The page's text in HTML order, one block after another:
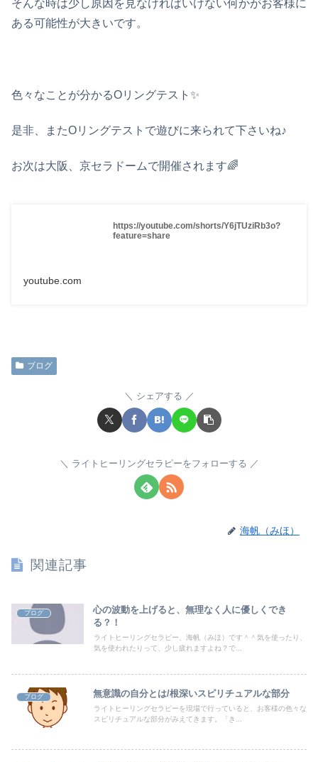
そんな時は少し原因を見なければいけない何かがお客様に
ある可能性が大きいです。
色々なことが分かるOリングテスト✨
是非、またOリングテストで遊びに来られて下さいね♪
お次は大阪、京セラドームで開催されます🌈
https://youtube.com/shorts/Y6jTUziRb3o?
feature=share
youtube.com
ブログ
シェアする
ライトヒーリングセラピーをフォローする
海帆（みほ）
関連記事
ブログ
心の波動を上げると、無理なく人に優しくでき
る？！
ライトヒーリングセラピー、海帆（みほ）です＾＾気を使ったり、
気を使われたりって、少し疲れますよね？で...
ブログ 無意識の自分とは/根深いスピリチュアルな部分
ライトヒーリングセラピーを現場で行っていると、お客様の色々な
スピリチュアルな部分がみえてきます。「き...